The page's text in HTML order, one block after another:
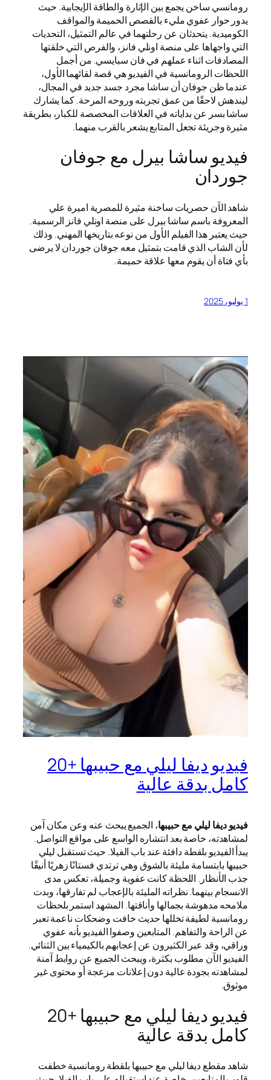
رومانسي ساخن يجمع بين الإثارة والطاقة الإيجابية. حيث
يدور حوار عفوي مليء بالقصص الحميمة والمواقف
الكوميدية. يتحدثان عن رحلتهما في عالم التمثيل، التحديات
التي واجهاها على منصة اونلي فانز، والفرص التي خلقتها
المصادفات اثناء عملهم في فان سبايسي. من أجمل
اللحظات الرومانسية في الفيديو هي قصة لقائهما الأول،
عندما ظن جوفان أن ساشا مجرد جسد جديد في المجال،
ليندهش لاحقًا من عمق تجربته وروحه المرحة. كما يشارك
ساشا بسر عن بداياته في العلاقات المخصصة للكبار، بطريقة
مثيرة وجريئة تجعل المتابع يشعر بالقرب منهما.
فيديو ساشا بيرل مع جوفان
جوردان
شاهد الآن حصريات ساخنة مثيرة للمصرية اميرة علي
المعروفة باسم ساشا بيرل على منصة اونلي فانز الرسمية.
حيث يعتبر هذا الفيلم الأول من نوعه بتاريخها المهني. وذلك
لأن الشاب الذي قامت بتمثيل معه جوفان جوردان لا يرضى
بأي فتاة أن يقوم معها علاقة حميمة.
1 يوليو، 2025
فيديو ديفا ليلي مع حبيبها +20
كامل بدقة عالية
فيديو ديفا ليلي مع حبيبها، الجميع يبحث عنه وعن مكان آمن
لمشاهدته، خاصة بعد انتشاره الواسع على مواقع التواصل.
يبدأ الفيديو بلقطة دافئة عند باب الفيلا. حيث تستقبل ليلي
حبيبها بابتسامة مليئة بالشوق وهي ترتدي فستانًا زهريًا أنيقًا
جذب الأنظار. اللحظة كانت عفوية وجميلة، تعكس مدى
الانسجام بينهما. نظراته المليئة بالإعجاب لم تفارقها، وبدت
ملامحه مدهوشة بجمالها وأناقتها. المشهد استمر بلحظات
رومانسية لطيفة تخللها حديث خافت وضحكات ناعمة تعبر
عن الراحة والتفاهم. المتابعين وصفوا الفيديو بأنه عفوي
وراقي، وقد عبر الكثيرون عن إعجابهم بالكيمياء بين الثنائي.
الفيديو الآن مطلوب بكثرة، ويبحث الجميع عن روابط آمنة
لمشاهدته بجودة عالية دون إعلانات مزعجة أو محتوى غير
موثوق.
فيديو ديفا ليلي مع حبيبها +20
كامل بدقة عالية
شاهد مقطع ديفا ليلي مع حبيبها بلقطة رومانسية خطفت